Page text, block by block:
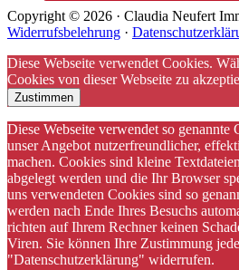
Copyright © 2026 · Claudia Neufert
Widerrufsbelehrung ·
Diese Webseite verwendet Cookies.
Cookies von dieser Webseite zu
Zustimmen
Diese Webseite verwendet so genannte
unser Angebot nutzerfreundlicher,
machen. Cookies sind kleine
abgelegt werden und die Ihr Browser
uns verwendeten Cookies sind so
werden nach Ende Ihres Besuchs
richten auf Ihrem Rechner keinen
Viren. Sie können Ihre Zustimmung
"Datenschutzerklärung" widerrufen.